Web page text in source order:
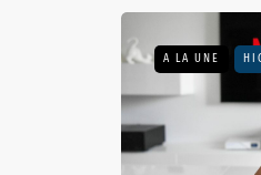
A LA UNE